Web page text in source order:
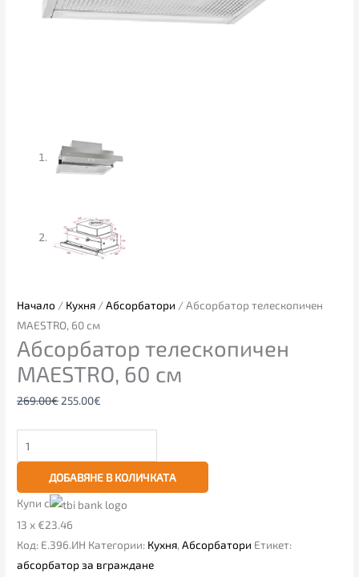
Начало / Кухня /Абсорбатори / Абсорбатор телескопичен
MAESTRO, 60 см
Абсорбатор телескопичен
MAESTRO, 60 см
269.00€ 255.00€
ДОБАВЯНЕ В КОЛИЧКАТА
Купи с
13 x €23.46
Код: Е.396.ИН Категории: Кухня,Абсорбатори Етикет:
абсорбатор за вграждане